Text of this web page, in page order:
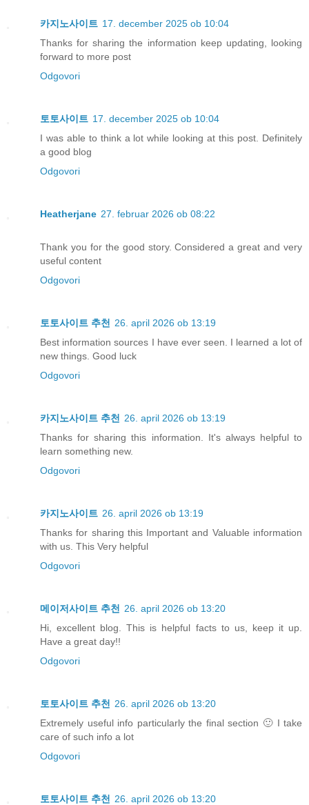
카지노사이트 17. december 2025 ob 10:04
Thanks for sharing the information keep updating, looking
forward to more post
Odgovori
토토사이트 17. december 2025 ob 10:04
I was able to think a lot while looking at this post. Definitely
a good blog
Odgovori
Heatherjane 27. februar 2026 ob 08:22
Thank you for the good story. Considered a great and very
useful content
Odgovori
토토사이트 추천
26. april 2026 ob 13:19
Best information sources I have ever seen. I learned a lot of
new things. Good luck
Odgovori
카지노사이트 추천
26. april 2026 ob 13:19
Thanks for sharing this information. It's always helpful to
learn something new.
Odgovori
카지노사이트 26. april 2026 ob 13:19
Thanks for sharing this Important and Valuable information
with us. This Very helpful
Odgovori
메이저사이트 추천
26. april 2026 ob 13:20
Hi, excellent blog. This is helpful facts to us, keep it up.
Have a great day!!
Odgovori
토토사이트 추천 26. april 2026 ob 13:20
Extremely useful info particularly the final section 🙂 I take
care of such info a lot
Odgovori
토토사이트 추천 26. april 2026 ob 13:20